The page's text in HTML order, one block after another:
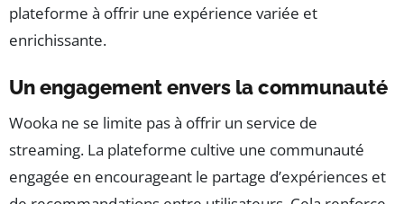
plateforme à offrir une expérience variée et
enrichissante.
Un engagement envers la communauté
Wooka ne se limite pas à offrir un service de
streaming. La plateforme cultive une communauté
engagée en encourageant le partage d’expériences et